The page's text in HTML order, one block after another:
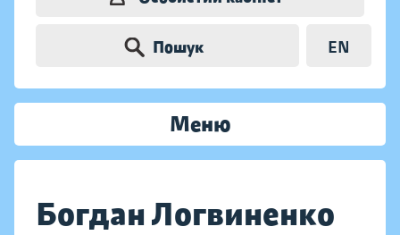
Пошук EN
Меню
Богдан Логвиненко